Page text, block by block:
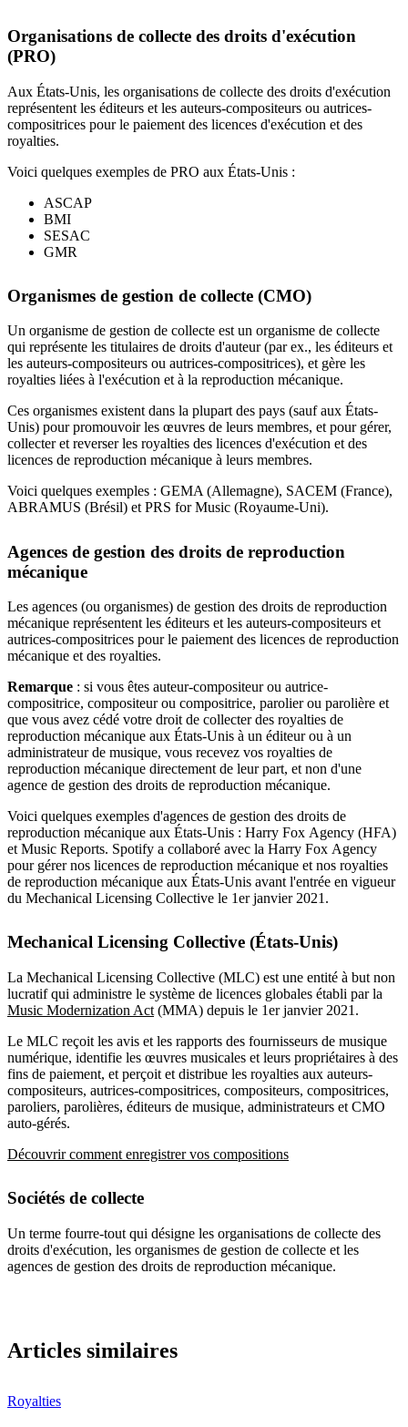
Organisations de collecte des droits d'exécution
(PRO)
Aux États-Unis, les organisations de collecte des droits d'exécution
représentent les éditeurs et les auteurs-compositeurs ou autrices-
compositrices pour le paiement des licences d'exécution et des
royalties.
Voici quelques exemples de PRO aux États-Unis :
ASCAP
BMI
SESAC
GMR
Organismes de gestion de collecte (CMO)
Un organisme de gestion de collecte est un organisme de collecte
qui représente les titulaires de droits d'auteur (par ex., les éditeurs et
les auteurs-compositeurs ou autrices-compositrices), et gère les
royalties liées à l'exécution et à la reproduction mécanique.
Ces organismes existent dans la plupart des pays (sauf aux États-
Unis) pour promouvoir les œuvres de leurs membres, et pour gérer,
collecter et reverser les royalties des licences d'exécution et des
licences de reproduction mécanique à leurs membres.
Voici quelques exemples : GEMA (Allemagne), SACEM (France),
ABRAMUS (Brésil) et PRS for Music (Royaume-Uni).
Agences de gestion des droits de reproduction
mécanique
Les agences (ou organismes) de gestion des droits de reproduction
mécanique représentent les éditeurs et les auteurs-compositeurs et
autrices-compositrices pour le paiement des licences de reproduction
mécanique et des royalties.
Remarque : si vous êtes auteur-compositeur ou autrice-
compositrice, compositeur ou compositrice, parolier ou parolière et
que vous avez cédé votre droit de collecter des royalties de
reproduction mécanique aux États-Unis à un éditeur ou à un
administrateur de musique, vous recevez vos royalties de
reproduction mécanique directement de leur part, et non d'une
agence de gestion des droits de reproduction mécanique.
Voici quelques exemples d'agences de gestion des droits de
reproduction mécanique aux États-Unis : Harry Fox Agency (HFA)
et Music Reports. Spotify a collaboré avec la Harry Fox Agency
pour gérer nos licences de reproduction mécanique et nos royalties
de reproduction mécanique aux États-Unis avant l'entrée en vigueur
du Mechanical Licensing Collective le 1er janvier 2021.
Mechanical Licensing Collective (États-Unis)
La Mechanical Licensing Collective (MLC) est une entité à but non
lucratif qui administre le système de licences globales établi par la
Music Modernization Act (MMA) depuis le 1er janvier 2021.
Le MLC reçoit les avis et les rapports des fournisseurs de musique
numérique, identifie les œuvres musicales et leurs propriétaires à des
fins de paiement, et perçoit et distribue les royalties aux auteurs-
compositeurs, autrices-compositrices, compositeurs, compositrices,
paroliers, parolières, éditeurs de musique, administrateurs et CMO
auto-gérés.
Découvrir comment enregistrer vos compositions
Sociétés de collecte
Un terme fourre-tout qui désigne les organisations de collecte des
droits d'exécution, les organismes de gestion de collecte et les
agences de gestion des droits de reproduction mécanique.
Articles similaires
Royalties